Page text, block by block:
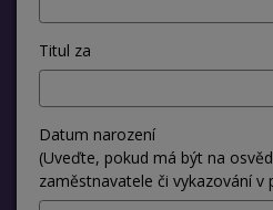
Titul za
Datum narození
(Uveďte, pokud má být na
zaměstnavatele či vykazování v